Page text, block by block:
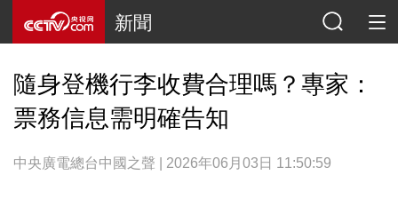
新聞
隨身登機行李收費合理嗎？專家：
票務信息需明確告知
中央廣電總台中國之聲 | 2026年06月03日 11:50:59